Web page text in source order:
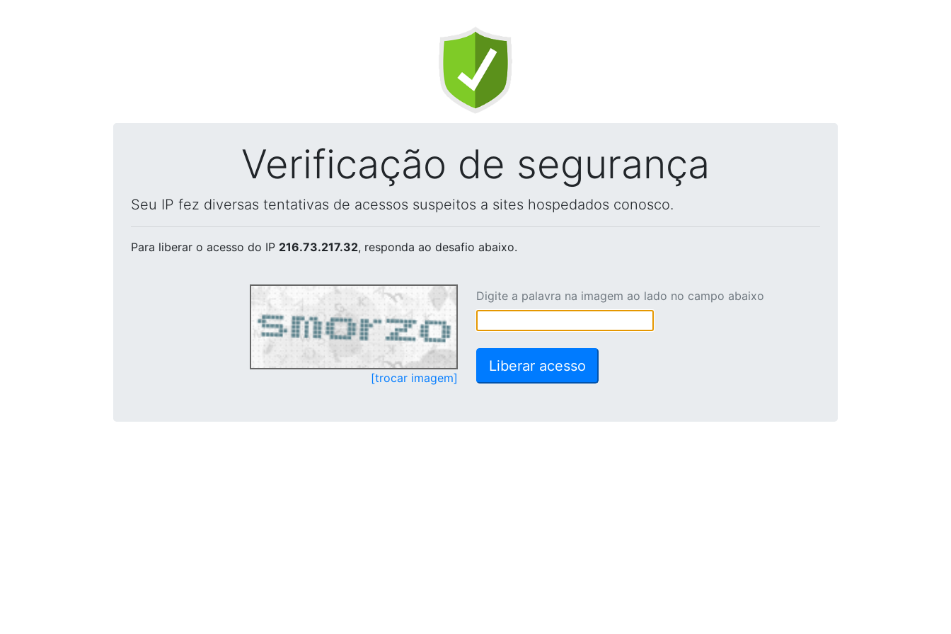
Verificação de segurança
Seu IP fez diversas tentativas de acessos suspeitos a sites hospedados conosco.
Para liberar o acesso do IP 216.73.217.32, responda ao desafio abaixo.
[trocar imagem]
Digite a palavra na imagem ao lado no campo abaixo